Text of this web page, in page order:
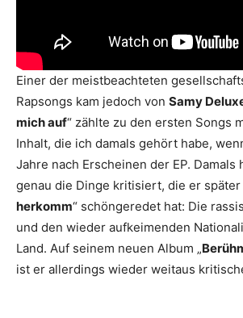
Einer der meistbeachteten
Rapsongs kam jedoch von Samy
mich auf“ zählte zu den ersten Songs
Inhalt, die ich damals gehört habe,
Jahre nach Erscheinen der EP. Damals
genau die Dinge kritisiert, die er später
herkomm“ schöngeredet hat: Die
und den wieder aufkeimenden
Land. Auf seinem neuen Album „
ist er allerdings wieder weitaus